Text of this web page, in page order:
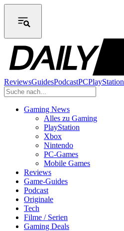
ReviewsGuidesPodcastPCPlayStation
Gaming News
Alles zu Gaming
PlayStation
Xbox
Nintendo
PC-Games
Mobile Games
Reviews
Game-Guides
Podcast
Originale
Tech
Filme / Serien
Gaming Deals